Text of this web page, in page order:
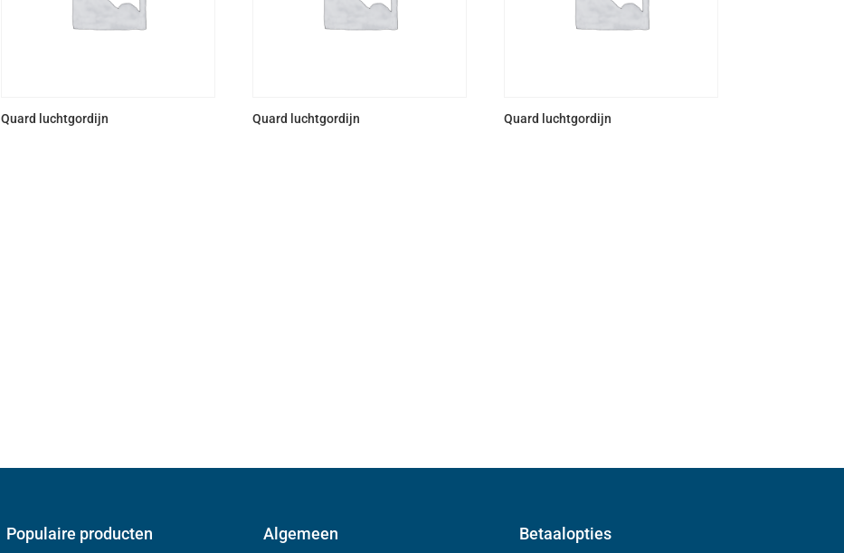
Quard luchtgordijn Quard luchtgordijn Quard luchtgordijn
Populaire producten Algemeen Betaalopties